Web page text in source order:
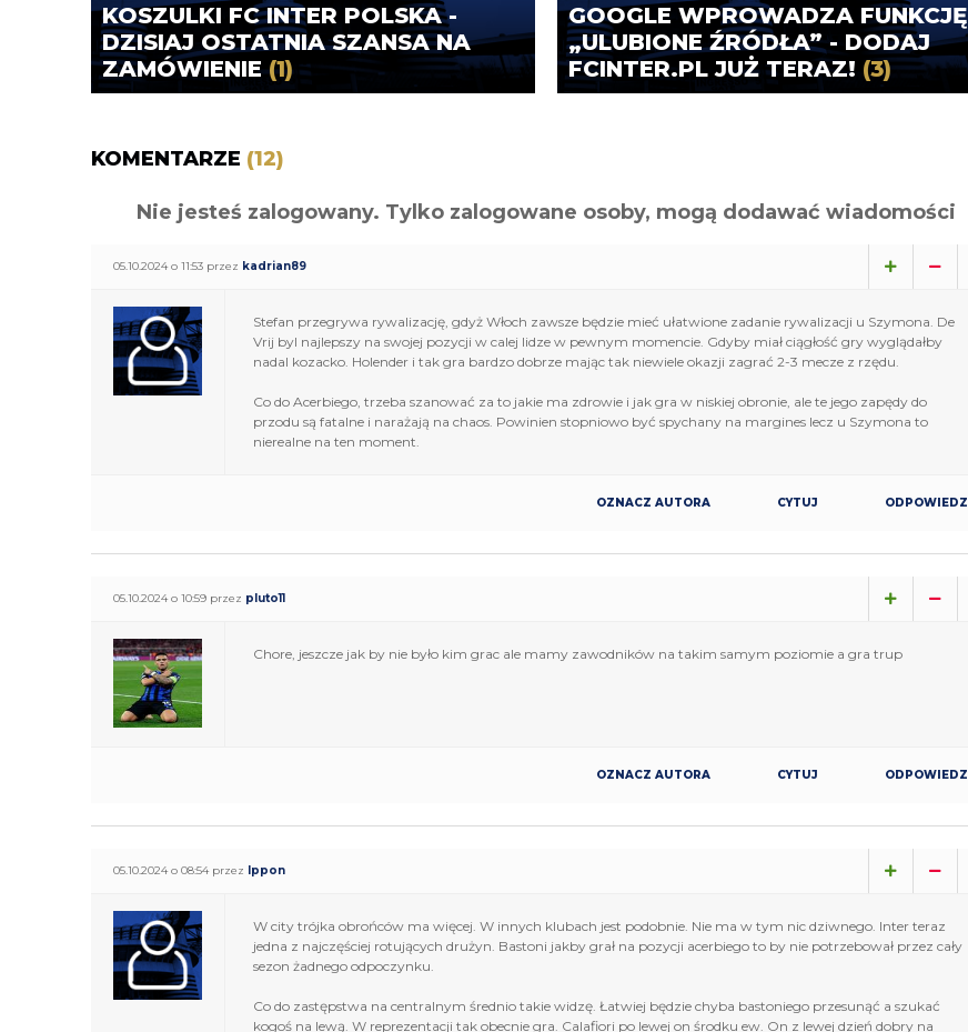
KOSZULKI FC INTER POLSKA -
DZISIAJ OSTATNIA SZANSA NA
ZAMÓWIENIE(1)
GOOGLE WPROWADZA FUNKCJĘ
„ULUBIONE ŹRÓDŁA” - DODAJ
FCINTER.PL JUŻ TERAZ! (3)
KOMENTARZE (12)
Nie jesteś zalogowany. Tylko zalogowane osoby, mogą dodawać wiadomości
05.10.2024 o 11:53 przez kadrian89
Stefan przegrywa rywalizację, gdyż Włoch zawsze będzie mieć ułatwione zadanie rywalizacji u Szymona. De
Vrij byl najlepszy na swojej pozycji w calej lidze w pewnym momencie. Gdyby miał ciągłość gry wyglądałby
nadal kozacko. Holender i tak gra bardzo dobrze mając tak niewiele okazji zagrać 2-3 mecze z rzędu.
Co do Acerbiego, trzeba szanować za to jakie ma zdrowie i jak gra w niskiej obronie, ale te jego zapędy do
przodu są fatalne i narażają na chaos. Powinien stopniowo być spychany na margines lecz u Szymona to
nierealne na ten moment.
OZNACZ AUTORA CYTUJ ODPOWIEDZ
05.10.2024 o 10:59 przez pluto11
Chore, jeszcze jak by nie było kim grac ale mamy zawodników na takim samym poziomie a gra trup
OZNACZ AUTORA CYTUJ ODPOWIEDZ
05.10.2024 o 08:54 przez Ippon
W city trójka obrońców ma więcej. W innych klubach jest podobnie. Nie ma w tym nic dziwnego. Inter teraz
jedna z najczęściej rotujących drużyn. Bastoni jakby grał na pozycji acerbiego to by nie potrzebował przez cały
sezon żadnego odpoczynku.
Co do zastępstwa na centralnym średnio takie widzę. Łatwiej będzie chyba bastoniego przesunąć a szukać
kogoś na lewą. W reprezentacji tak obecnie gra. Calafiori po lewej on środku ew. On z lewej dzień dobry na